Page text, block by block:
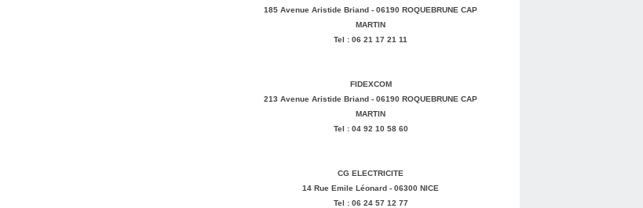
185 Avenue Aristide Briand - 06190 ROQUEBRUNE CAP
MARTIN
Tel : 06 21 17 21 11
FIDEXCOM
213 Avenue Aristide Briand - 06190 ROQUEBRUNE CAP
MARTIN
Tel : 04 92 10 58 60
CG ELECTRICITE
14 Rue Emile Léonard - 06300 NICE
Tel : 06 24 57 12 77